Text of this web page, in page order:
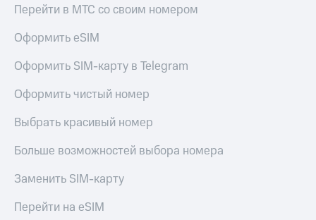
Перейти в МТС со своим номером
Оформить eSIM
Оформить SIM-карту в Telegram
Оформить чистый номер
Выбрать красивый номер
Больше возможностей выбора номера
Заменить SIM-карту
Перейти на eSIM